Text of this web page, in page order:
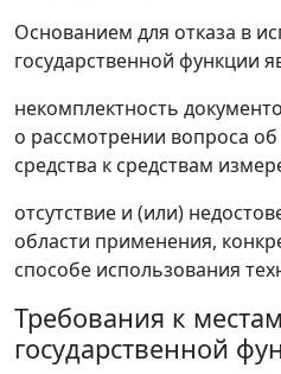
Основанием для отказа в
государственной функции
некомплектность
о рассмотрении вопроса
средства к средствам
отсутствие и (или)
области применения,
способе использования
Требования к
государственной